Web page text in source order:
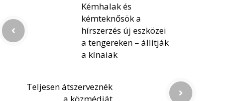
Kémhalak és
kémteknősök a
hírszerzés új eszközei
a tengereken – állítják
a kínaiak
Teljesen átszerveznék